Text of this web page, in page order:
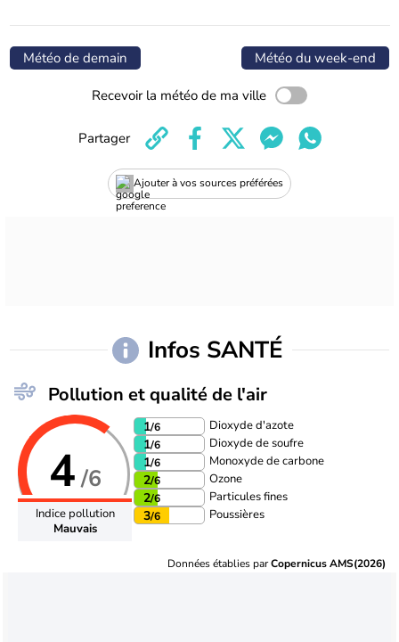
Météo de demain Météo du week-end
Recevoir la météo de ma ville
Ajouter à vos sources préférées
Partager
Infos SANTÉ
Pollution et qualité de l'air
4/6
Indice pollution
Mauvais
1/6 Dioxyde d'azote
1/6 Dioxyde de soufre
1/6 Monoxyde de carbone
2/6 Ozone
2/6 Particules fines
3/6 Poussières
Données établies parCopernicus AMS(2026)